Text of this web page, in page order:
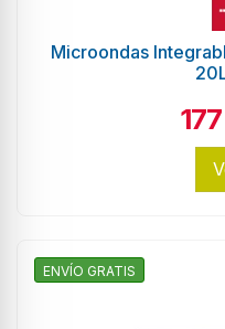
Microondas
177
ENVÍO GRATIS